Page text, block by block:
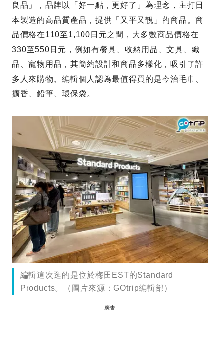
良品」，品牌以「好一點，更好了」為理念，主打日
本製造的高品質產品，提供「又平又靚」的商品。商
品價格在110至1,100日元之間，大多數商品價格在
330至550日元，例如有餐具、收納用品、文具、織
品、寵物用品，其簡約設計和商品多樣化，吸引了許
多人來購物。編輯個人認為最值得買的是今治毛巾、
擴香、鉛筆、環保袋。
編輯這次逛的是位於梅田EST的Standard
Products。（圖片來源：GOtrip編輯部）
廣告